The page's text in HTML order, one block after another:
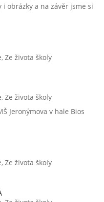
obrázky a na závěr jsme si
,Ze života školy
,Ze života školy
Jeronýmova v hale Bios
,Ze života školy